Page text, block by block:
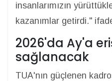
insanlarımızın
kazanımlar getirdi."
2026'da Ay'a
sağlanacak
TUA'nın güçlenen